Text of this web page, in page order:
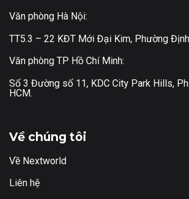
Văn phòng Hà Nội:
TT5.3 – 22 KĐT Mới Đại Kim, Phường
Văn phòng TP Hồ Chí Minh:
Số 3 Đường số 11, KDC City Park Hills,
HCM.
Về chúng tôi
Về Nextworld
Liên hệ